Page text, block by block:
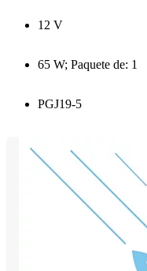
12 V
65 W; Paquete de: 1
PGJ19-5